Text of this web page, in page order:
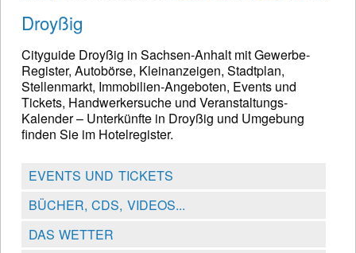
Droyßig
Cityguide Droyßig in Sachsen-Anhalt mit Gewerbe-
Register, Autobörse, Kleinanzeigen, Stadtplan,
Stellenmarkt, Immobilien-Angeboten, Events und
Tickets, Handwerkersuche und Veranstaltungs-
Kalender – Unterkünfte in Droyßig und Umgebung
finden Sie im Hotelregister.
EVENTS UND TICKETS
BÜCHER, CDS, VIDEOS...
DAS WETTER